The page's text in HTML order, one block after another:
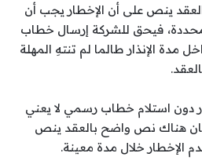
ينص على أن الإخطار يجب أن
محددة، فيحق للشركة إرسال خطاب
الإنذار طالما لم تنتهِ المهلة
دون استلام خطاب رسمي لا يعني
كان هناك نص واضح بالعقد ينص
الإخطار خلال مدة معينة.